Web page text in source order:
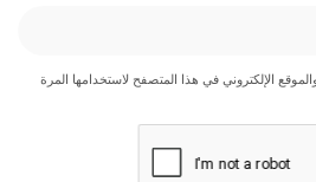
الإلكتروني في هذا المتصفح لاستخدامها المرة